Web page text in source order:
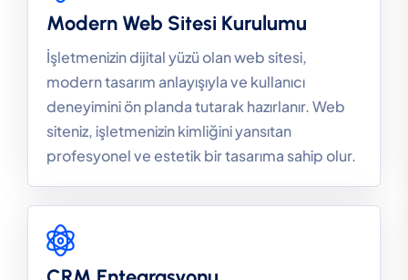
Modern Web Sitesi Kurulumu
İşletmenizin dijital yüzü olan web sitesi,
modern tasarım anlayışıyla ve kullanıcı
deneyimini ön planda tutarak hazırlanır. Web
siteniz, işletmenizin kimliğini yansıtan
profesyonel ve estetik bir tasarıma sahip olur.